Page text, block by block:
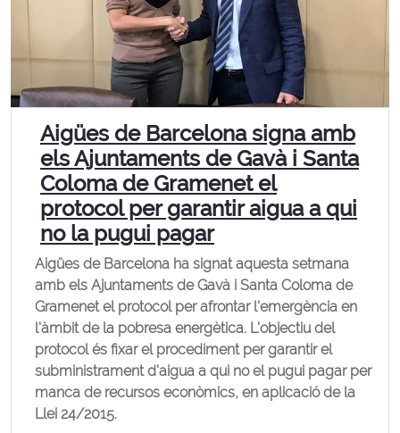
Aigües de Barcelona signa amb
els Ajuntaments de Gavà i Santa
Coloma de Gramenet el
protocol per garantir aigua a qui
no la pugui pagar
Aigües de Barcelona ha signat aquesta setmana
amb els Ajuntaments de Gavà i Santa Coloma de
Gramenet el protocol per afrontar l'emergència en
l'àmbit de la pobresa energètica. L'objectiu del
protocol és fixar el procediment per garantir el
subministrament d'aigua a qui no el pugui pagar per
manca de recursos econòmics, en aplicació de la
Llei 24/2015.